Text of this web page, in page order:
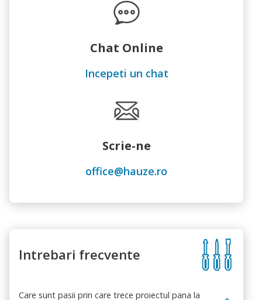
Chat Online
Incepeti un chat
Scrie-ne
office@hauze.ro
Intrebari frecvente
Care sunt pasii prin care trece proiectul pana la